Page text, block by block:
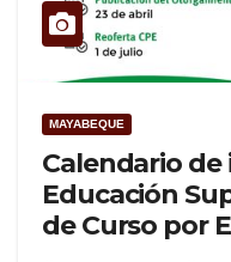
MAYABEQUE
Calendario de
Educación
de Curso por